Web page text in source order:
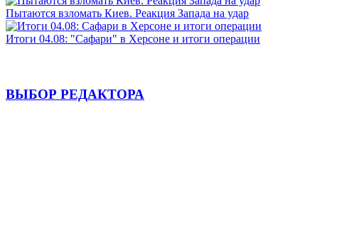
Пытаются взломать Киев. Реакция Запада на удар
Итоги 04.08: "Сафари" в Херсоне и итоги операции
ВЫБОР РЕДАКТОРА